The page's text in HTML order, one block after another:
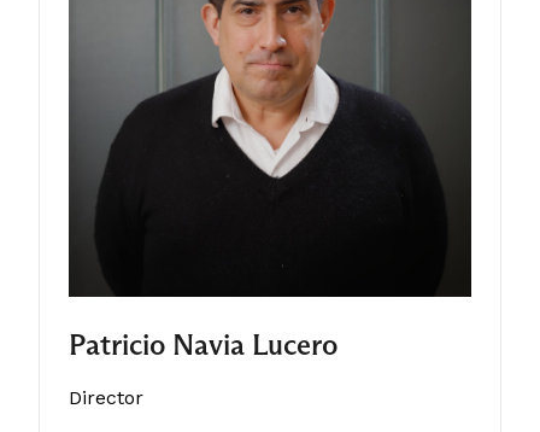
Patricio Navia Lucero
Director